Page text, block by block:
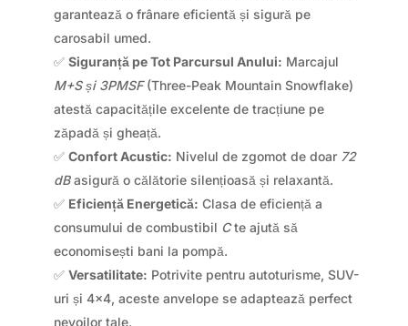
garantează o frânare eficientă și sigură pe
carosabil umed.
✅ Siguranță pe Tot Parcursul Anului: Marcajul
M+S și 3PMSF(Three-Peak Mountain Snowflake)
atestă capacitățile excelente de tracțiune pe
zăpadă și gheață.
✅ Confort Acustic: Nivelul de zgomot de doar 72
dBasigură o călătorie silențioasă și relaxantă.
✅ Eficiență Energetică: Clasa de eficiență a
consumului de combustibil Cte ajută să
economisești bani la pompă.
✅ Versatilitate: Potrivite pentru autoturisme, SUV-
uri și 4×4, aceste anvelope se adaptează perfect
nevoilor tale.